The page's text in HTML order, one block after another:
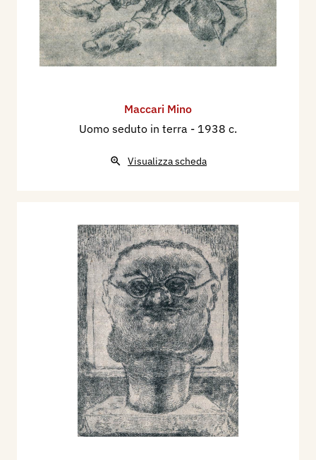
Maccari Mino
Uomo seduto in terra - 1938 c.
Visualizza scheda